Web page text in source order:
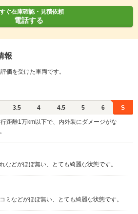
ぐ在庫確認・見積依頼
電話する
報
価を受けた車両です。
3.5 4 4.5 5 6 S
距離1万km以下で、内外装にダメージがな
などがほぼ無い、とても綺麗な状態です。
ミなどがほぼ無い、とても綺麗な状態です。